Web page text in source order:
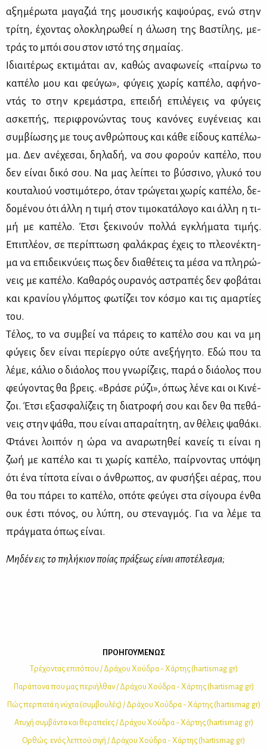
αξη­μέ­ρω­τα μα­γα­ζιά της μου­σι­κής κα­ψού­ρας, ενώ στην
τρί­τη, έχο­ντας ολο­κλη­ρω­θεί η άλω­ση της Βα­στί­λης, με­
τράς το μπόι σου στον ιστό της ση­μαί­ας.
Ιδιαι­τέ­ρως εκτι­μά­ται αν, κα­θώς ανα­φω­νείς «παίρ­νω το
κα­πέ­λο μου και φεύ­γω», φύ­γεις χω­ρίς κα­πέ­λο, αφή­νο­
ντάς το στην κρε­μά­στρα, επει­δή επι­λέ­γεις να φύ­γεις
ασκε­πής, πε­ρι­φρο­νώ­ντας τους κα­νό­νες ευ­γέ­νειας και
συμ­βί­ω­σης με τους αν­θρώ­πους και κά­θε εί­δους κα­πέ­λω­
μα. Δεν ανέ­χε­σαι, δη­λα­δή, να σου φο­ρούν κα­πέ­λο, που
δεν εί­ναι δι­κό σου. Να μας λεί­πει το βύσ­σι­νο, γλυ­κό του
κου­τα­λιού νο­στι­μό­τε­ρο, όταν τρώ­γε­ται χω­ρίς κα­πέ­λο, δε­
δο­μέ­νου ότι άλ­λη η τι­μή στον τι­μο­κα­τά­λο­γο και άλ­λη η τι­
μή με κα­πέ­λο. Έτσι ξε­κι­νούν πολ­λά εγκλή­μα­τα τι­μής.
Επι­πλέ­ον, σε πε­ρί­πτω­ση φα­λά­κρας έχεις το πλε­ο­νέ­κτη­
μα να επι­δει­κνύ­εις πως δεν δια­θέ­τεις τα μέ­σα να πλη­ρώ­
νεις με κα­πέ­λο. Κα­θα­ρός ου­ρα­νός αστρα­πές δεν φο­βά­ται
και κρα­νί­ου γλό­μπος φω­τί­ζει τον κό­σμο και τις αμαρ­τί­ες
του.
Τέ­λος, το να συμ­βεί να πά­ρεις το κα­πέ­λο σου και να μη
φύ­γεις δεν εί­ναι πε­ρί­ερ­γο ού­τε ανε­ξή­γη­το. Εδώ που τα
λέ­με, κά­λιο ο διά­ο­λος που γνω­ρί­ζεις, πα­ρά ο διά­ο­λος που
φεύ­γο­ντας θα βρεις. «Βρά­σε ρύ­ζι», όπως λέ­νε και οι Κι­νέ­
ζοι. Έτσι εξα­σφα­λί­ζεις τη δια­τρο­φή σου και δεν θα πε­θά­
νεις στην ψά­θα, που εί­ναι απα­ραί­τη­τη, αν θέ­λεις ψα­θά­κι.
Φτά­νει λοι­πόν η ώρα να ανα­ρω­τη­θεί κα­νείς τι εί­ναι η
ζωή με κα­πέ­λο και τι χω­ρίς κα­πέ­λο, παίρ­νο­ντας υπό­ψη
ότι ένα τί­πο­τα εί­ναι ο άν­θρω­πος, αν φυ­σή­ξει αέ­ρας, που
θα του πά­ρει το κα­πέ­λο, οπό­τε φεύ­γει στα σί­γου­ρα έν­θα
ουκ έστι πό­νος, ου λύ­πη, ου στε­ναγ­μός. Για να λέ­με τα
πράγ­μα­τα όπως εί­ναι.
Μη­δέν εις το πη­λή­κιον ποί­ας πρά­ξε­ως εί­ναι απο­τέ­λε­σμα;
ΠΡΟΗΓΟΥΜΕΝΩΣ
Τρέ­χο­ντας επι­τό­που / Δρά­χου Χού­δρα - Χάρ­της (hartismag.gr)
Πα­ρά­πο­να που μας πε­ρι­ήλ­θαν / Δρά­χου Χού­δρα - Χάρ­της (hartismag.gr)
Πώς περ­πα­τά η νύ­χτα (συμ­βου­λές) / Δρά­χου Χού­δρα - Χάρ­της (hartismag.gr)
Ατυ­χή συμ­βά­ντα και θε­ρα­πεί­ες / Δρά­χου Χού­δρα - Χάρ­της (hartismag.gr)
Oρ­θώς: ενός λε­πτού σι­γή / Δρά­χου Χού­δρα - Χάρ­της (hartismag.gr)